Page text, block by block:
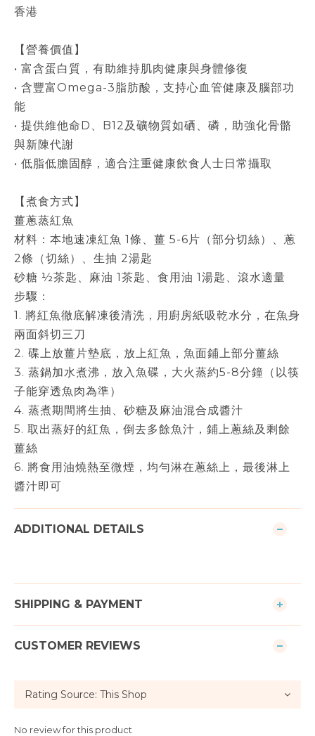
香港
【營養價值】
• 富含蛋白質，有助維持肌肉健康與身體修復
• 含豐富Omega-3脂肪酸，支持心血管健康及腦部功
能
• 提供維他命D、B12及礦物質如硒、磷，助強化骨骼
與新陳代謝
• 低脂低膽固醇，適合注重健康飲食人士日常攝取
【煮食方式】
薑蔥蒸紅魚
材料：本地速凍紅魚 1條、薑 5-6片（部分切絲）、蔥
2條（切絲）、生抽 2湯匙
砂糖 ½茶匙、麻油 1茶匙、食用油 1湯匙、滾水適量
步驟：
1. 將紅魚徹底解凍後清洗，用廚房紙吸乾水分，在魚身
兩面斜切三刀
2. 碟上放薑片墊底，放上紅魚，魚面鋪上部分薑絲
3. 蒸鍋加水煮沸，放入魚碟，大火蒸約5-8分鐘（以筷
子能穿透魚肉為準）
4. 蒸煮期間將生抽、砂糖及麻油混合成醬汁
5. 取出蒸好的紅魚，倒去多餘魚汁，鋪上蔥絲及剩餘
薑絲
6. 將食用油燒熱至微煙，均勻淋在蔥絲上，最後淋上
醬汁即可
ADDITIONAL DETAILS
SHIPPING & PAYMENT
CUSTOMER REVIEWS
No review for this product